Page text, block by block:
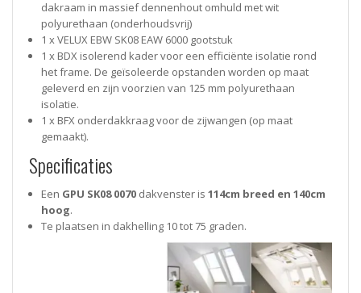
dakraam in massief dennenhout omhuld met wit
polyurethaan (onderhoudsvrij)
1 x VELUX EBW SK08 EAW 6000 gootstuk
1 x BDX isolerend kader voor een efficiënte isolatie rond
het frame. De geïsoleerde opstanden worden op maat
geleverd en zijn voorzien van 125 mm polyurethaan
isolatie.
1 x BFX onderdakkraag voor de zijwangen (op maat
gemaakt).
Specificaties
Een GPU SK08 0070 dakvenster is 114cm breed en 140cm
hoog.
Te plaatsen in dakhelling 10 tot 75 graden.